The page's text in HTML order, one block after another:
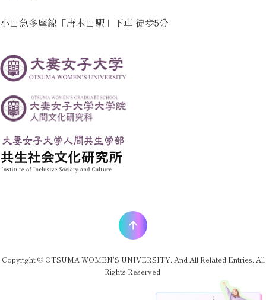
小田急多摩線「唐木田駅」下車 徒歩5分
Copyright © OTSUMA WOMEN'S UNIVERSITY. And All Related Entries. All
Rights Reserved.